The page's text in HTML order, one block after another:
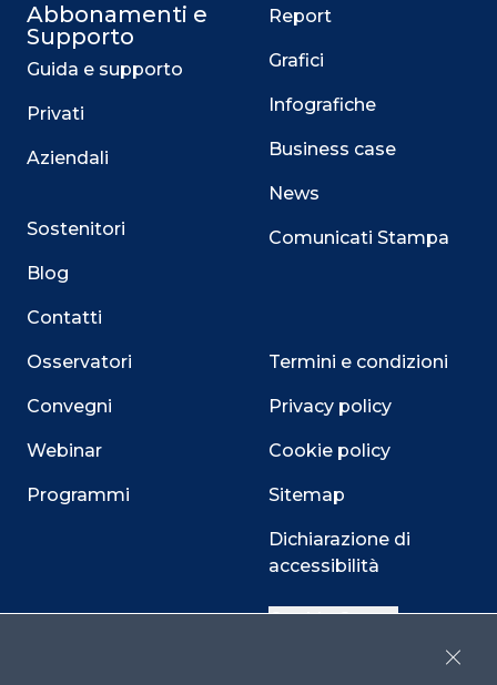
Abbonamenti e
Supporto
Guida e supporto
Privati
Aziendali
Sostenitori
Blog
Contatti
Osservatori
Convegni
Webinar
Programmi
Report
Grafici
Infografiche
Business case
News
Comunicati Stampa
Termini e condizioni
Privacy policy
Cookie policy
Sitemap
Dichiarazione di
accessibilità
Cookie Center